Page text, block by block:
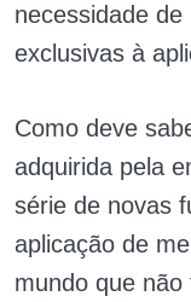
necessidade
exclusivas à
Como deve
adquirida pela
série de novas
aplicação de
mundo que